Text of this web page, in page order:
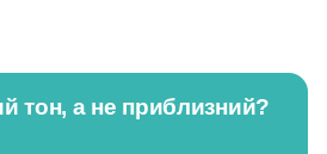
тон, а не приблизний?